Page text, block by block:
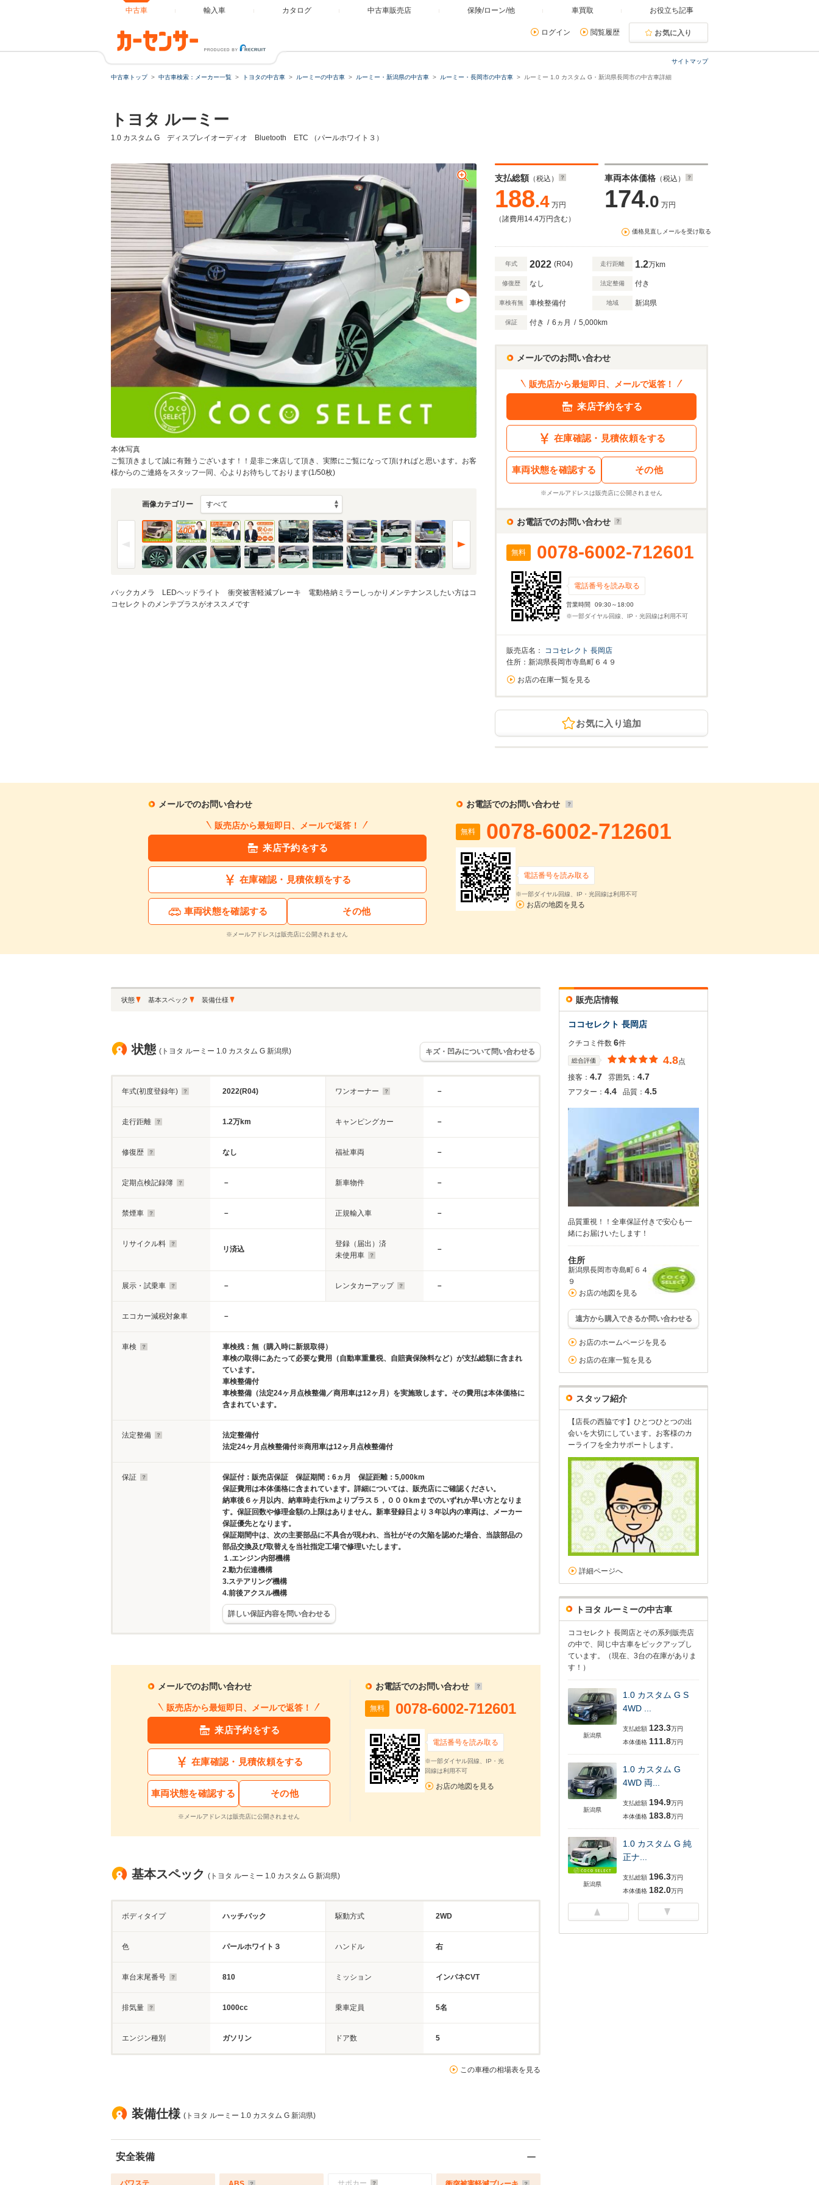
中古車 輸入車 カタログ 中古車販売店 保険/ローン/他 車買取 お役立ち記事
ログイン 閲覧履歴 お気に入り
サイトマップ
中古車トップ 中古車検索：メーカー一覧 トヨタの中古車 ルーミーの中古車 ルーミー・新潟県の中古車 ルーミー・長岡市の中古車 ルーミー 1.0 カスタム G・新潟県長岡市の中古車詳細
トヨタ ルーミー
1.0 カスタム G ディスプレイオーディオ Bluetooth ETC （パールホワイト３）
本体写真
ご覧頂きまして誠に有難うございます！！是非ご来店して頂き、実際にご覧になって頂ければと思います。お客
様からのご連絡をスタッフ一同、心よりお待ちしております(1/50枚)
画像カテゴリー
バックカメラ LEDヘッドライト 衝突被害軽減ブレーキ 電動格納ミラーしっかりメンテナンスしたい方はコ
コセレクトのメンテプラスがオススメです
支払総額 （税込）
188.4 万円
（諸費用14.4万円含む）
車両本体価格 （税込）
174.0 万円
価格見直しメールを受け取る
年式 2022 (R04) 走行距離 1.2万km
修復歴 なし 法定整備 付き
車検有無 車検整備付 地域 新潟県
保証 付き / 6ヵ月 / 5,000km
メールでのお問い合わせ
販売店から最短即日、メールで返答！
来店予約をする
在庫確認・見積依頼をする
車両状態を確認する その他
※メールアドレスは販売店に公開されません
お電話でのお問い合わせ
無料 0078-6002-712601
電話番号を読み取る
営業時間
09:30～18:00
※一部ダイヤル回線、IP・光回線は利用不可
販売店名： ココセレクト 長岡店
住所：新潟県長岡市寺島町６４９
お店の在庫一覧を見る
お気に入り追加
メールでのお問い合わせ
販売店から最短即日、メールで返答！
来店予約をする
在庫確認・見積依頼をする
車両状態を確認する その他
※メールアドレスは販売店に公開されません
お電話でのお問い合わせ
無料 0078-6002-712601
電話番号を読み取る
※一部ダイヤル回線、IP・光回線は利用不可
お店の地図を見る
状態 基本スペック 装備仕様
状態 (トヨタ ルーミー 1.0 カスタム G 新潟県) キズ・凹みについて問い合わせる
年式(初度登録年) 2022(R04) ワンオーナー －
走行距離 1.2万km キャンピングカー －
修復歴 なし 福祉車両 －
定期点検記録簿 － 新車物件 －
禁煙車 － 正規輸入車 －
リサイクル料
リ済込
登録（届出）済
未使用車
－
展示・試乗車 － レンタカーアップ －
エコカー減税対象車 －
車検
車検残：無（購入時に新規取得）
車検の取得にあたって必要な費用（自動車重量税、自賠責保険料など）が支払総額に含まれ
ています。
車検整備付
車検整備（法定24ヶ月点検整備／商用車は12ヶ月）を実施致します。その費用は本体価格に
含まれています。
法定整備
法定整備付
法定24ヶ月点検整備付※商用車は12ヶ月点検整備付
保証
保証付：販売店保証 保証期間：6ヵ月 保証距離：5,000km
保証費用は本体価格に含まれています。詳細については、販売店にご確認ください。
納車後６ヶ月以内、納車時走行kmよりプラス５，０００kmまでのいずれか早い方となりま
す。保証回数や修理金額の上限はありません。新車登録日より３年以内の車両は、メーカー
保証優先となります。
保証期間中は、次の主要部品に不具合が現われ、当社がその欠陥を認めた場合、当該部品の
部品交換及び取替えを当社指定工場で修理いたします。
１.エンジン内部機構
2.動力伝達機構
3.ステアリング機構
4.前後アクスル機構
詳しい保証内容を問い合わせる
メールでのお問い合わせ
販売店から最短即日、メールで返答！
来店予約をする
在庫確認・見積依頼をする
車両状態を確認する その他
※メールアドレスは販売店に公開されません
お電話でのお問い合わせ
無料 0078-6002-712601
電話番号を読み取る
※一部ダイヤル回線、IP・光
回線は利用不可
お店の地図を見る
基本スペック (トヨタ ルーミー 1.0 カスタム G 新潟県)
ボディタイプ ハッチバック 駆動方式 2WD
色 パールホワイト３ ハンドル 右
車台末尾番号 810 ミッション インパネCVT
排気量 1000cc 乗車定員 5名
エンジン種別 ガソリン ドア数 5
この車種の相場表を見る
装備仕様 (トヨタ ルーミー 1.0 カスタム G 新潟県)
安全装備
パワステ サポカー
販売店情報
ココセレクト 長岡店
クチコミ件数 6件
総合評価 4.8点
接客： 4.7 雰囲気： 4.7
アフター： 4.4 品質： 4.5
品質重視！！全車保証付きで安心も一
緒にお届けいたします！
住所
新潟県長岡市寺島町６４
９
お店の地図を見る
遠方から購入できるか問い合わせる
お店のホームページを見る
お店の在庫一覧を見る
スタッフ紹介
【店長の西脇です】ひとつひとつの出
会いを大切にしています。お客様のカ
ーライフを全力サポートします。
詳細ページへ
トヨタ ルーミーの中古車
ココセレクト 長岡店とその系列販売店
の中で、同じ中古車をピックアップし
ています。（現在、3台の在庫がありま
す！）
新潟県
1.0 カスタム G S
4WD ...
支払総額 123.3万円
本体価格 111.8万円
新潟県
1.0 カスタム G
4WD 両...
支払総額 194.9万円
本体価格 183.8万円
新潟県
1.0 カスタム G 純
正ナ...
支払総額 196.3万円
本体価格 182.0万円